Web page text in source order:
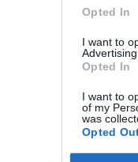
Opted In
I want to
Advertising.
Opted In
I want to
of my
was
Opted